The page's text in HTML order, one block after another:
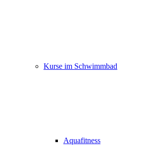
Kurse im Schwimmbad
Aquafitness